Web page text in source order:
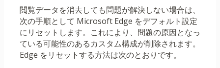
閲覧データを消去しても問題が解決しない場合は、
次の手順として Microsoft Edge をデフォルト設定
にリセットします。これにより、問題の原因となっ
ている可能性のあるカスタム構成が削除されます。
Edge をリセットする方法は次のとおりです。